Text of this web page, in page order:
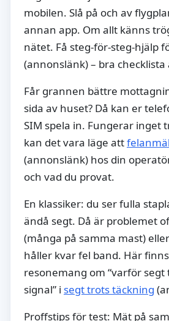
mobilen. Slå på och av
annan app. Om allt känns
nätet. Få steg-för-steg-hjälp
(annonslänk) – bra checklista
Får grannen bättre
sida av huset? Då kan er
SIM spela in. Fungerar inget
kan det vara läge att
(annonslänk) hos din
och vad du provat.
En klassiker: du ser fulla
ändå segt. Då är problemet
(många på samma mast)
håller kvar fel band. Här
resonemang om “varför segt
signal” i segt trots täckning
Proffstips för test: Mät på